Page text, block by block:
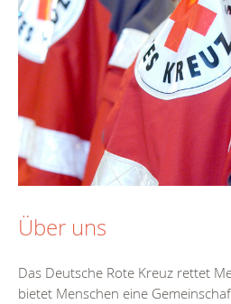
Über uns
Das Deutsche Rote Kreuz rettet
bietet Menschen eine